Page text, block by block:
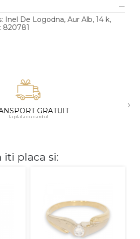
Inel De Logodna, Aur Alb, 14 k,
820781
GRATUIT
la plata cu cardul
›
iti placa si: